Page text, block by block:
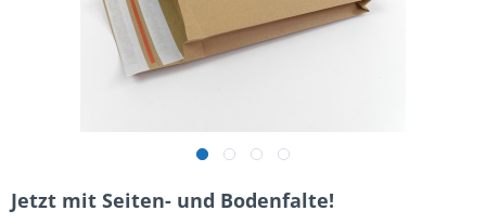
Jetzt mit Seiten- und Bodenfalte!